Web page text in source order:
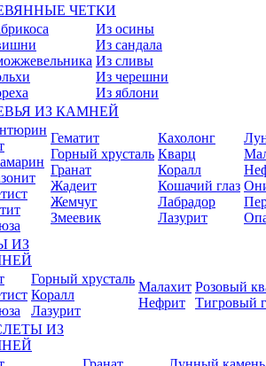
ЧЕТКИ
Из осины
Из сандала
Из сливы
Из черешни
Из яблони
ИЗ КАМНЕЙ
Гематит
Горный хрусталь
Гранат
Жадеит
Жемчуг
Змеевик
Кахолонг
Кварц
Коралл
Кошачий глаз
Лабрадор
Лазурит
ИЗ
Горный хрусталь
Коралл
Лазурит
Малахит
Нефрит
Розовый
Тигровый
ИЗ